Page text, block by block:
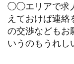
◯◯エリアで求
えておけば連絡
の交渉などもお
いうのもうれし